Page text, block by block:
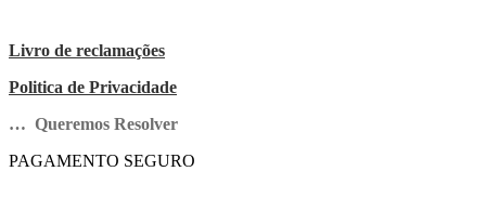
Livro de reclamações
Politica de Privacidade
… Queremos Resolver
PAGAMENTO SEGURO